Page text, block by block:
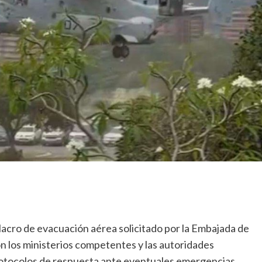
de evacuación aérea solicitado por la Embajada de
los ministerios competentes y las autoridades
y
detalles
su
nuevo
estilo